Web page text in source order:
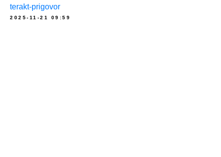
terakt-prigovor
2025-11-21 09:59